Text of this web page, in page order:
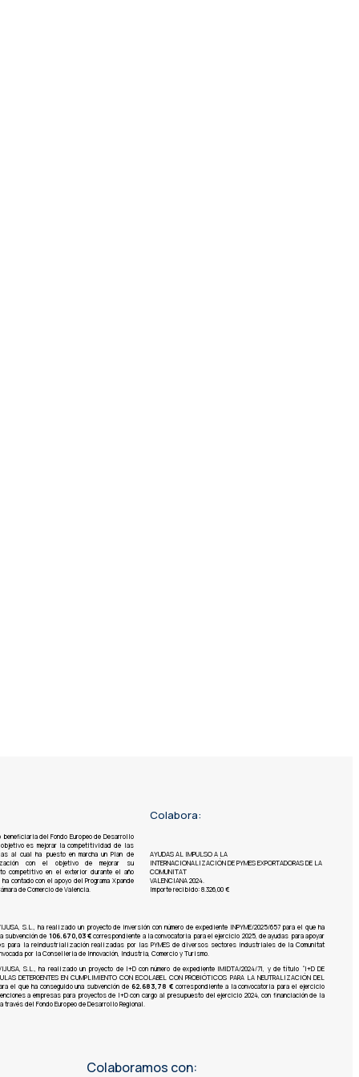
del Fondo Europeo de Desarrollo
objetivo es mejorar la competitividad de las
al cual ha puesto en marcha un Plan de
con el objetivo de mejorar su
competitivo en el exterior durante el año
ha contado con el apoyo del Programa Xpande
de Comercio de Valencia.
Colabora:
AYUDAS AL IMPULSO A LA
INTERNACIONALIZACIÓN DE PYMES EXPORTADORAS DE LA
COMUNITAT
VALENCIANA 2024.
Importe recibido: 8.326,00 €
S.L., ha realizado un proyecto de inversión con número de expediente INPYME/2025/657 para el que ha
subvención de 106.670,03 €correspondiente a la convocatoria para el ejercicio 2025, de ayudas para apoyar
para la reindustrialización realizadas por las PYMES de diversos sectores industriales de la Comunitat
por la Conselleria de Innovación, Industria, Comercio y Turismo.
S.L., ha realizado un proyecto de I+D con número de expediente IMIDTA/2024/71, y de título “I+D DE
DETERGENTES EN CUMPLIMIENTO CON ECOLABEL CON PROBIÓTICOS PARA LA NEUTRALIZACIÓN DEL
el que ha conseguido una subvención de 62.683,78 € correspondiente a la convocatoria para el ejercicio
a empresas para proyectos de I+D con cargo al presupuesto del ejercicio 2024, con financiación de la
través del Fondo Europeo de Desarrollo Regional.
Colaboramos con: